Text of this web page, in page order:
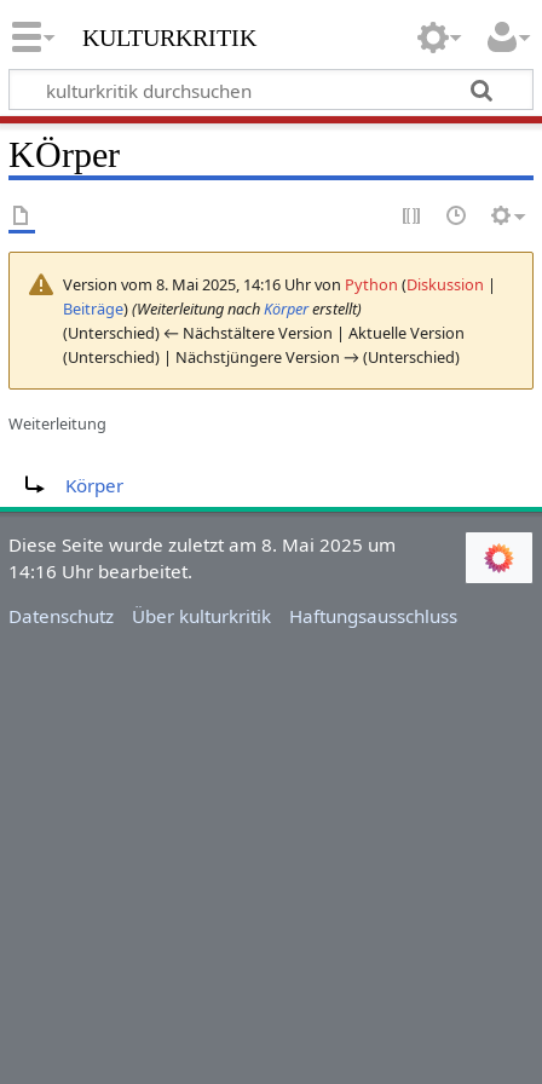
kulturkritik
KÖrper
Version vom 8. Mai 2025, 14:16 Uhr von Python (Diskussion |
Beiträge)(Weiterleitung nachKörpererstellt)
(Unterschied) ← Nächstältere Version | Aktuelle Version
(Unterschied) | Nächstjüngere Version → (Unterschied)
Weiterleitung
Körper
Diese Seite wurde zuletzt am 8. Mai 2025 um
14:16 Uhr bearbeitet.
Datenschutz
Über kulturkritik Haftungsausschluss